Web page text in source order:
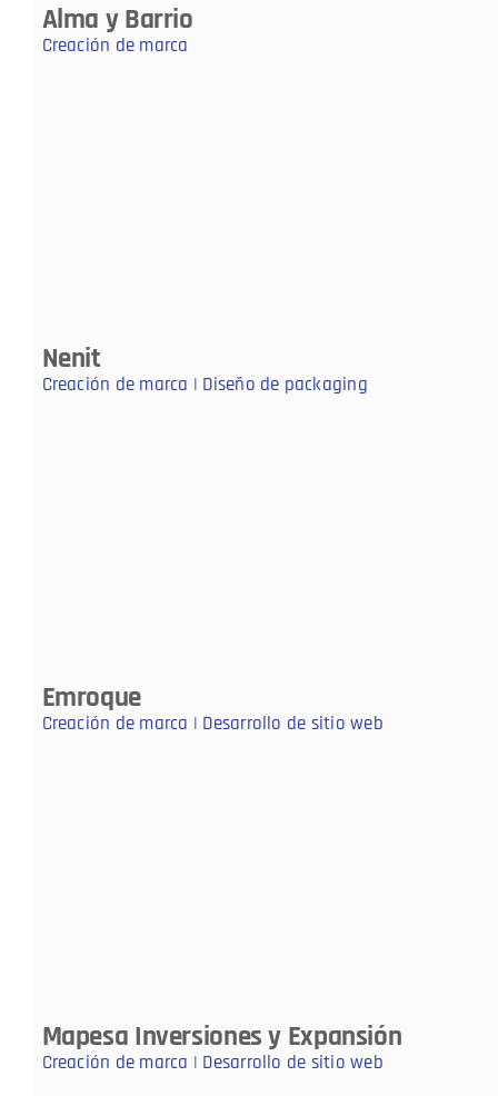
Alma y Barrio
Creación de marca
Nenit
Creación de marca | Diseño de packaging
Emroque
Creación de marca | Desarrollo de sitio web
Mapesa Inversiones y Expansión
Creación de marca | Desarrollo de sitio web